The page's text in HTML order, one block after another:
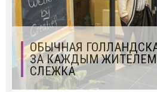
ОБЫЧНАЯ
ЗА КАЖДЫМ ЖИТЕЛЕМ
СЛЕЖКА